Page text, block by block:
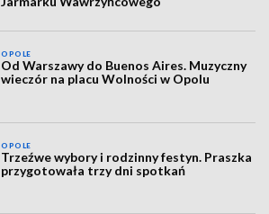
OPOLE
Od Warszawy do Buenos Aires. Muzyczny
wieczór na placu Wolności w Opolu
OPOLE
Trzeźwe wybory i rodzinny festyn. Praszka
przygotowała trzy dni spotkań